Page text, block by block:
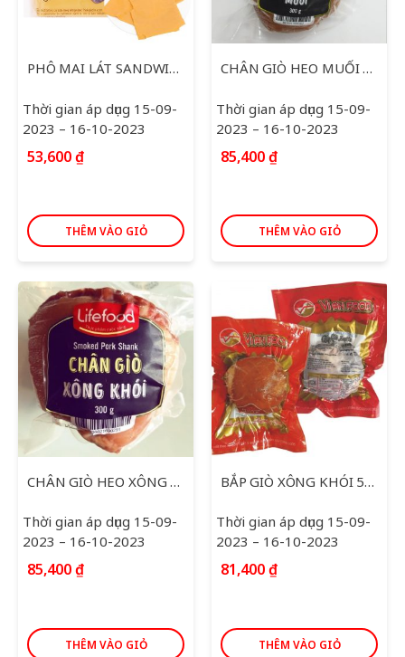
PHÔ MAI LÁT SANDWICH ZOTT 200G
Thời gian áp dụng 15-09-
2023 – 16-10-2023
53,600₫
THÊM VÀO GIỎ
CHÂN GIÒ HEO MUỐI LIFEFOOD 300G
Thời gian áp dụng 15-09-
2023 – 16-10-2023
85,400₫
THÊM VÀO GIỎ
CHÂN GIÒ HEO XÔNG KHÓI LIFEFOOD 300G
Thời gian áp dụng 15-09-
2023 – 16-10-2023
85,400₫
THÊM VÀO GIỎ
BẮP GIÒ XÔNG KHÓI 500G
Thời gian áp dụng 15-09-
2023 – 16-10-2023
81,400₫
THÊM VÀO GIỎ